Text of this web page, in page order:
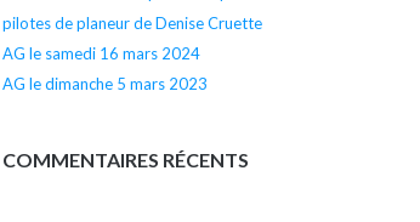
pilotes de planeur de Denise Cruette
AG le samedi 16 mars 2024
AG le dimanche 5 mars 2023
COMMENTAIRES RÉCENTS